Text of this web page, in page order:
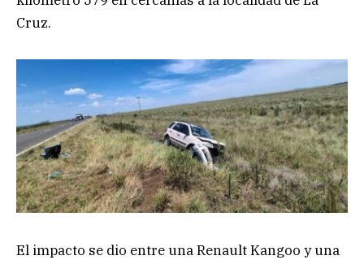
Cruz.
El impacto se dio entre una Renault Kangoo y una